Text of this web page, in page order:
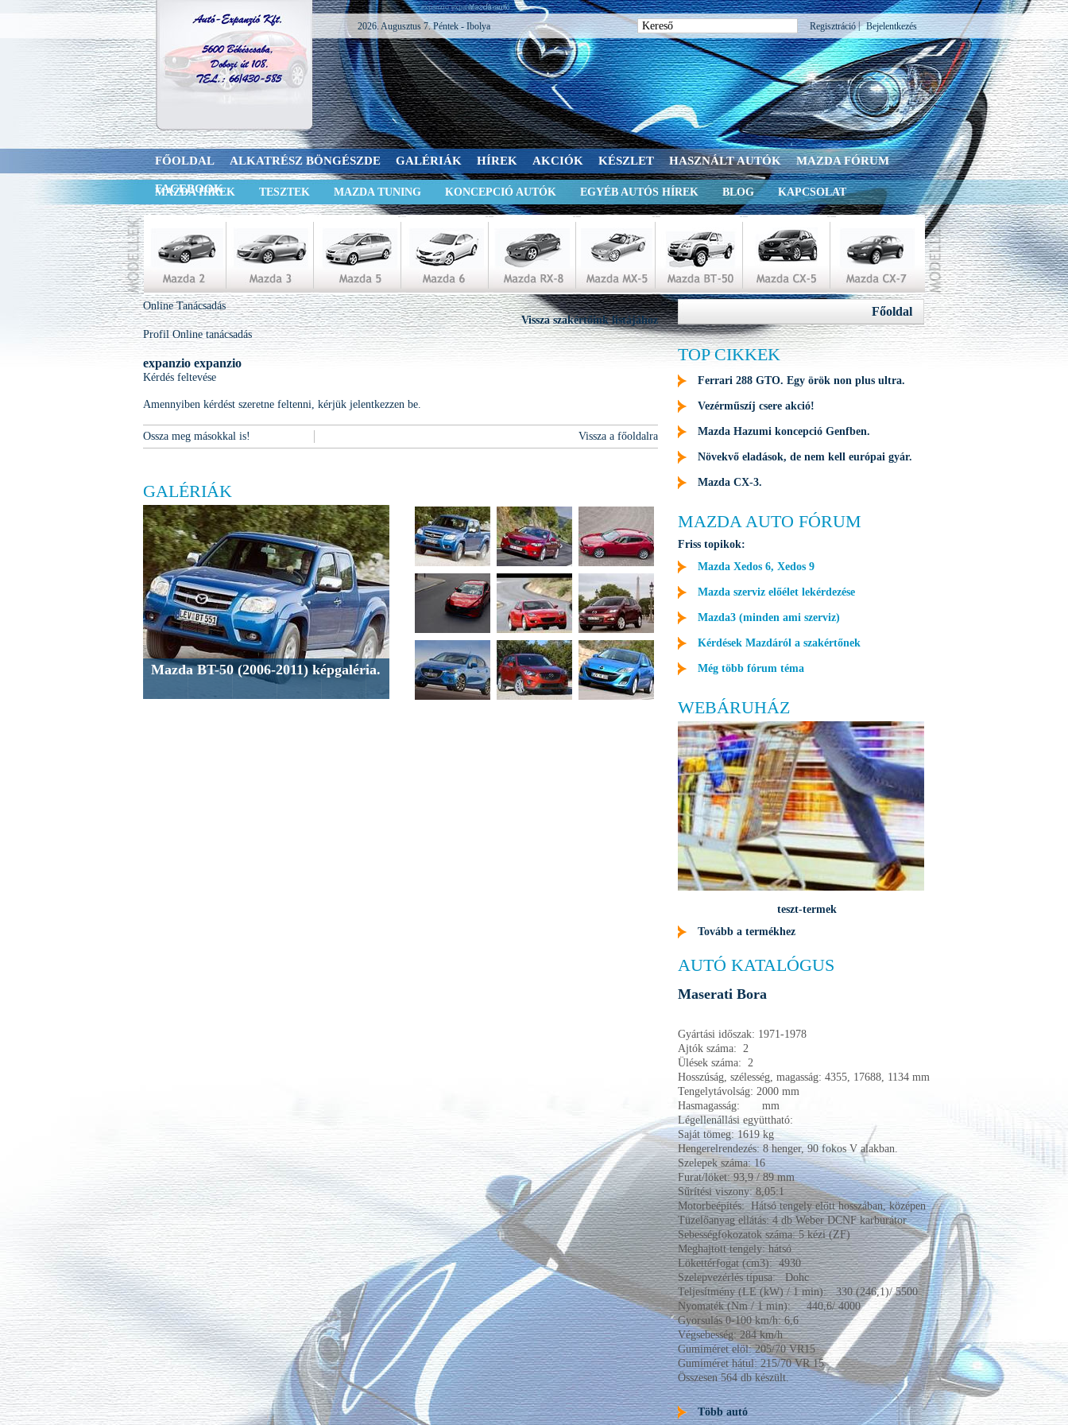
expanzio expanzio válaszol
2026. Augusztus 7. Péntek - Ibolya Bejelentkezés
|
Regisztráció
FŐOLDAL ALKATRÉSZ BÖNGÉSZDE GALÉRIÁK HÍREK AKCIÓK KÉSZLET HASZNÁLT AUTÓK MAZDA FÓRUM
FACEBOOK
MAZDA HÍREK TESZTEK MAZDA TUNING KONCEPCIÓ AUTÓK EGYÉB AUTÓS HÍREK BLOG KAPCSOLAT
Online Tanácsadás
Vissza szakértőink listájához
Profil Online tanácsadás
expanzio expanzio
Kérdés feltevése
Amennyiben kérdést szeretne feltenni, kérjük jelentkezzen be.
Ossza meg másokkal is! Vissza a főoldalra
GALÉRIÁK
Mazda BT-50 (2006-2011) képgaléria.
Főoldal
TOP CIKKEK
Ferrari 288 GTO. Egy örök non plus ultra.
Vezérműszíj csere akció!
Mazda Hazumi koncepció Genfben.
Növekvő eladások, de nem kell európai gyár.
Mazda CX-3.
MAZDA AUTO FÓRUM
Friss topikok:
Mazda Xedos 6, Xedos 9
Mazda szerviz előélet lekérdezése
Mazda3 (minden ami szerviz)
Kérdések Mazdáról a szakértőnek
Még több fórum téma
WEBÁRUHÁZ
teszt-termek
Tovább a termékhez
AUTÓ KATALÓGUS
Maserati Bora
Gyártási időszak: 1971-1978
Ajtók száma: 2
Ülések száma: 2
Hosszúság, szélesség, magasság: 4355, 17688, 1134 mm
Tengelytávolság: 2000 mm
Hasmagasság: mm
Légellenállási együttható:
Saját tömeg: 1619 kg
Hengerelrendezés: 8 henger, 90 fokos V alakban.
Szelepek száma: 16
Furat/löket: 93,9 / 89 mm
Sűrítési viszony: 8,05:1
Motorbeépítés: Hátsó tengely előtt hosszában, középen
Tüzelőanyag ellátás: 4 db Weber DCNF karburátor
Sebességfokozatok száma: 5 kézi (ZF)
Meghajtott tengely: hátsó
Lökettérfogat (cm3): 4930
Szelepvezérlés típusa: Dohc
Teljesítmény (LE (kW) / 1 min): 330 (246,1)/ 5500
Nyomaték (Nm / 1 min): 440,6/ 4000
Gyorsulás 0-100 km/h: 6,6
Végsebesség: 284 km/h
Gumiméret elöl: 205/70 VR15
Gumiméret hátul: 215/70 VR 15
Összesen 564 db készült.
Több autó